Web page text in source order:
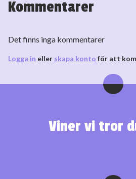
Kommentarer
Det finns inga kommentarer
Logga in eller skapa konto för att
Viner vi tror